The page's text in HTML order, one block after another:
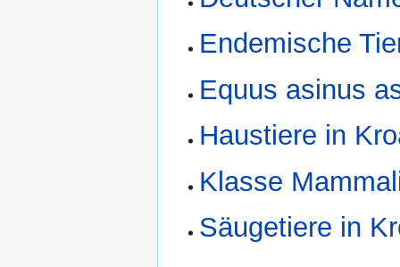
Endemische
Equus asinus
Haustiere in
Klasse
Säugetiere in